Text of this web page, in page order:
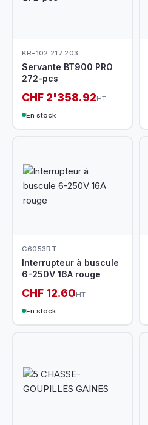
KR-102.217.203
Servante BT900 PRO
272-pcs
CHF 2'358.92HT
En stock
C6053RT
Interrupteur à buscule
6-250V 16A rouge
CHF 12.60HT
En stock